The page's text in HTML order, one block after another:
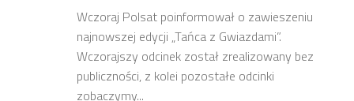
Wczoraj Polsat poinformował o zawieszeniu
najnowszej edycji „Tańca z Gwiazdami”.
Wczorajszy odcinek został zrealizowany bez
publiczności, z kolei pozostałe odcinki
zobaczymy...